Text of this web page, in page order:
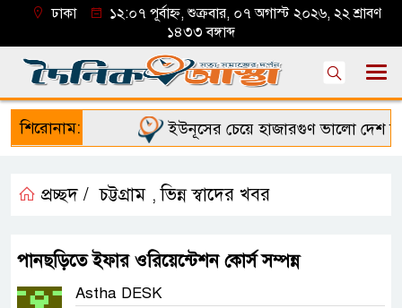
ঢাকা
১২:০৭ পূর্বাহ্ন, শুক্রবার, ০৭ অগাস্ট ২০২৬, ২২ শ্রাবণ
১৪৩৩ বঙ্গাব্দ
শিরোনাম: ইউনূসের চেয়ে হাজারগুণ ভালো দেশ
প্রচ্ছদ / চট্টগ্রাম ,ভিন্ন স্বাদের খবর
পানছড়িতে ইফার ওরিয়েন্টেশন কোর্স সম্পন্ন
Astha DESK